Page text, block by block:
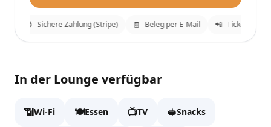
Sichere Zahlung (Stripe) 🧾 Beleg per E-Mail 📲 Tickets an
Marhaba Lounge
Fülle die Daten aus, um zur Kasse zu gehen.
Vollständiger Name
In der Lounge verfügbar
📶Wi-Fi 🍽️Essen 📺TV 🥪Snacks